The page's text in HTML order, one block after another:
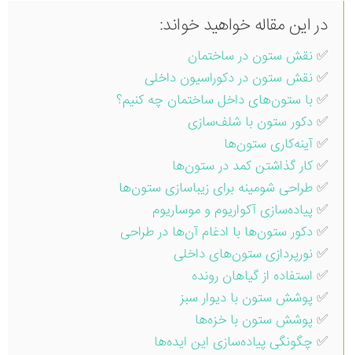
در این مقاله خواهید خواند:
✅نقش ستون در ساختمان
✅نقش ستون در دکوراسیون داخلی
✅با ستون‌های داخل ساختمان چه کنیم؟
✅دکور ستون با شلف‌سازی
✅آینه‌کاری ستون‌ها
✅کار گذاشتن کمد در ستون‌ها
✅طراحی شومینه برای زیباسازی ستون‌‌ها
✅ پیاده‌سازی آکواریوم و موساریوم
✅دکور ستون‌ها با ادغام آن‌ها در طراحی
✅نورپردازی ستون‌های داخلی
✅ استفاده از گیاهان رونده
✅ پوشش ستون با دیوار سبز
✅ پوشش ستون با خزه‌ها
✅ چگونگی پیاده‌سازی این ایده‌ها